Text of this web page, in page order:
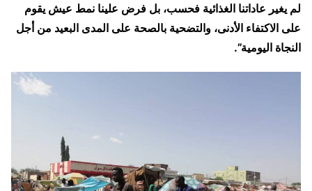
لم يغير عاداتنا الغذائية فحسب، بل فرض علينا نمط عيش يقوم
على الاكتفاء الأدنى، والتضحية بالصحة على المدى البعيد من أجل
النجاة اليومية”.